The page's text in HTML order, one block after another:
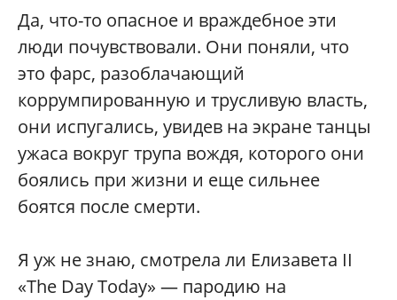
Да, что-то опасное и враждебное эти
люди почувствовали. Они поняли, что
это фарс, разоблачающий
коррумпированную и трусливую власть,
они испугались, увидев на экране танцы
ужаса вокруг трупа вождя, которого они
боялись при жизни и еще сильнее
боятся после смерти.
Я уж не знаю, смотрела ли Елизавета II
«The Day Today» — пародию на